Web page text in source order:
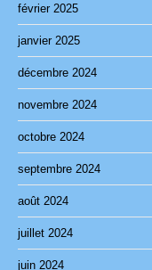
février 2025
janvier 2025
décembre 2024
novembre 2024
octobre 2024
septembre 2024
août 2024
juillet 2024
juin 2024